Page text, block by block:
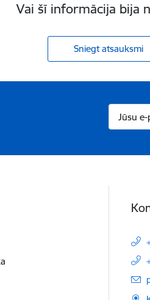
Vai šī informācija bija
Sniegt atsauksmi